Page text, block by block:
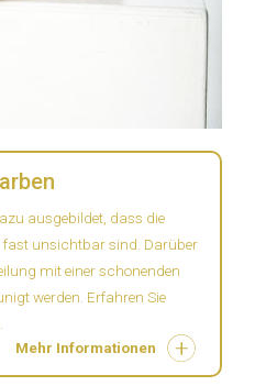
ausgebildet, dass die
unsichtbar sind. Darüber
mit einer schonenden
werden. Erfahren Sie
Mehr Informationen